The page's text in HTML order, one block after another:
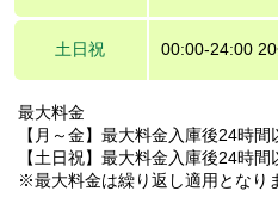
土日祝 00:00-24:00
最大料金
【月～金】最大料金入庫後24時間
【土日祝】最大料金入庫後24時間
※最大料金は繰り返し適用となり